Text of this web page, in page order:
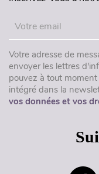
Votre adresse de
envoyer les lettres
pouvez à tout
intégré dans la
vos données et vos